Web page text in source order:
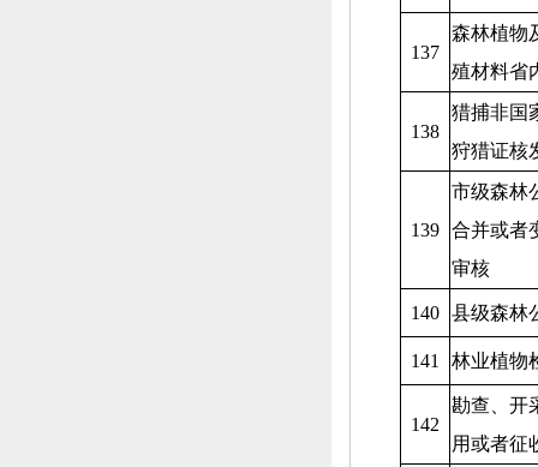
137
森林植物
殖材料省
138
猎捕非国
狩猎证核
139
市级森林
合并或者
审核
140 县级森林
141 林业植物
142
勘查、 开
用或者征